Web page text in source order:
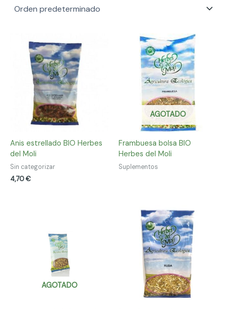
Anis estrellado BIO Herbes
del Moli
Sin categorizar
4,70€
AGOTADO
Frambuesa bolsa BIO
Herbes del Moli
Suplementos
AGOTADO